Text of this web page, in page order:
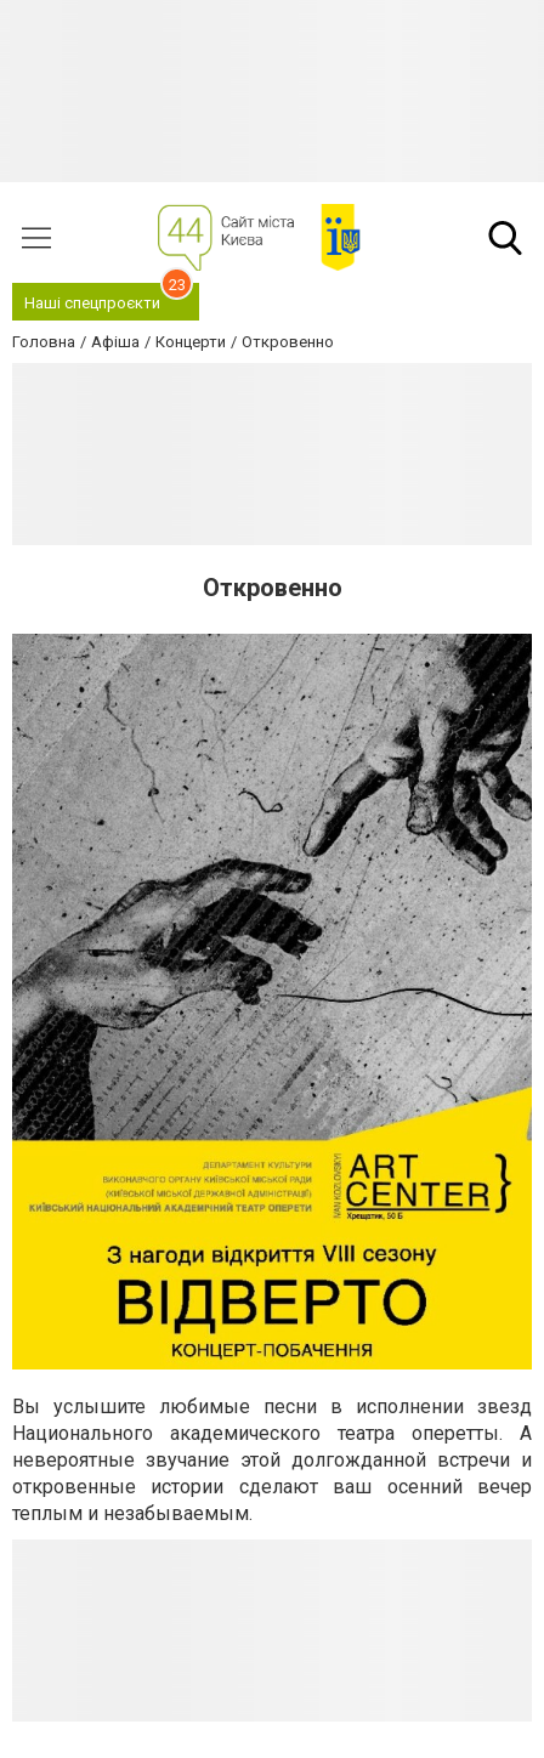
Наші спецпроєкти
23
Головна Афіша Концерти Откровенно
Откровенно
Вы услышите любимые песни в исполнении звезд
Национального академического театра оперетты. А
невероятные звучание этой долгожданной встречи и
откровенные истории сделают ваш осенний вечер
теплым и незабываемым.